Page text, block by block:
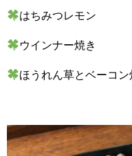
はちみつレモン
ウインナー焼き
ほうれん草とベーコン